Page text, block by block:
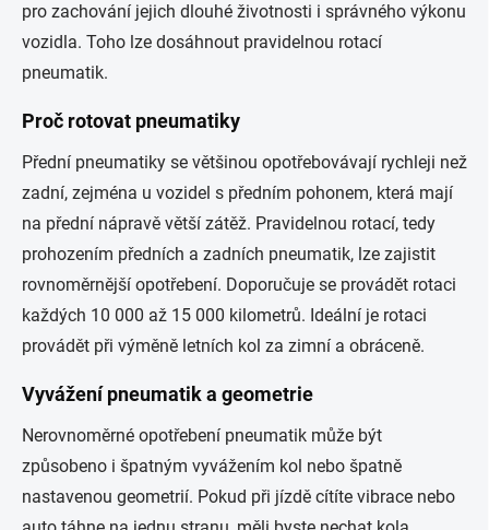
pro zachování jejich dlouhé životnosti i správného výkonu
vozidla. Toho lze dosáhnout pravidelnou rotací
pneumatik.
Proč rotovat pneumatiky
Přední pneumatiky se většinou opotřebovávají rychleji než
zadní, zejména u vozidel s předním pohonem, která mají
na přední nápravě větší zátěž. Pravidelnou rotací, tedy
prohozením předních a zadních pneumatik, lze zajistit
rovnoměrnější opotřebení. Doporučuje se provádět rotaci
každých 10 000 až 15 000 kilometrů. Ideální je rotaci
provádět při výměně letních kol za zimní a obráceně.
Vyvážení pneumatik a geometrie
Nerovnoměrné opotřebení pneumatik může být
způsobeno i špatným vyvážením kol nebo špatně
nastavenou geometrií. Pokud při jízdě cítíte vibrace nebo